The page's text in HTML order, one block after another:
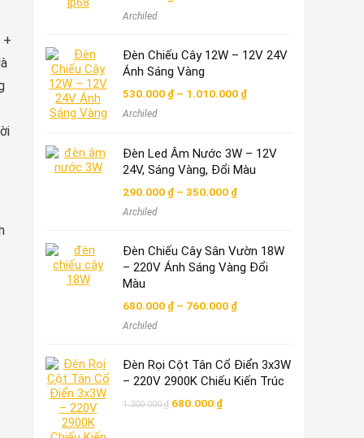
+
Archiled
Đèn Chiếu Cây 12W – 12V 24V
Ánh Sáng Vàng
530.000 ₫ – 1.010.000 ₫Khoảng
1.010.000 ₫
Archiled
Đèn Led Âm Nước 3W – 12V
24V, Sáng Vàng, Đổi Màu
290.000 ₫ – 350.000 ₫Khoảng
350.000 ₫
Archiled
Đèn Chiếu Cây Sân Vườn 18W
– 220V Ánh Sáng Vàng Đổi
Màu
680.000 ₫ – 760.000 ₫Khoảng
760.000 ₫
Archiled
Đèn Rọi Cột Tân Cổ Điển 3x3W
– 220V 2900K Chiếu Kiến Trúc
1.300.000₫ Giá
680.000 ₫Giá